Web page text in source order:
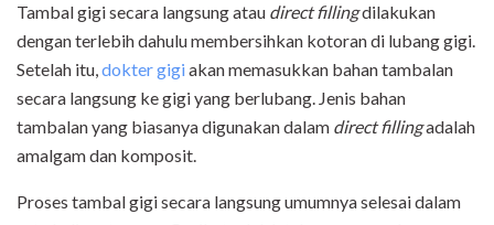
Tambal gigi secara langsung atau direct fillingdilakukan
dengan terlebih dahulu membersihkan kotoran di lubang gigi.
Setelah itu,dokter gigiakan memasukkan bahan tambalan
secara langsung ke gigi yang berlubang. Jenis bahan
tambalan yang biasanya digunakan dalam direct fillingadalah
amalgam dan komposit.
Proses tambal gigi secara langsung umumnya selesai dalam